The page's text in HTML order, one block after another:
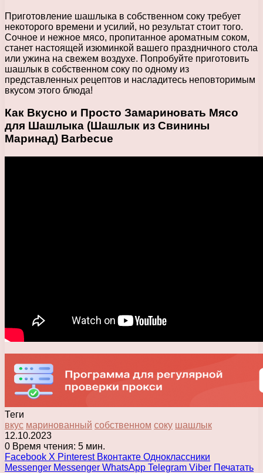
Приготовление шашлыка в собственном соку требует
некоторого времени и усилий, но результат стоит того.
Сочное и нежное мясо, пропитанное ароматным соком,
станет настоящей изюминкой вашего праздничного стола
или ужина на свежем воздухе. Попробуйте приготовить
шашлык в собственном соку по одному из
представленных рецептов и насладитесь неповторимым
вкусом этого блюда!
Как Вкусно и Просто Замариновать Мясо
для Шашлыка (Шашлык из Свинины
Маринад) Barbecue
Теги
вкус маринованный собственном соку шашлык
12.10.2023
0 Время чтения: 5 мин.
Facebook X Pinterest Вконтакте Одноклассники
Messenger Messenger WhatsApp Telegram Viber Печатать